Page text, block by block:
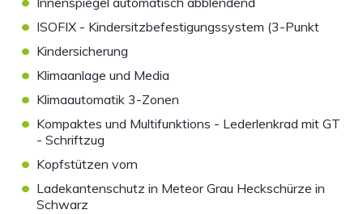
• ISOFIX - Kindersitzbefestigungssystem (3-Punkt
• Kindersicherung
• Klimaanlage und Media
• Klimaautomatik 3-Zonen
• Kompaktes und Multifunktions - Lederlenkrad mit GT
- Schriftzug
• Kopfstützen vorn
• Ladekantenschutz in Meteor Grau Heckschürze in
Schwarz